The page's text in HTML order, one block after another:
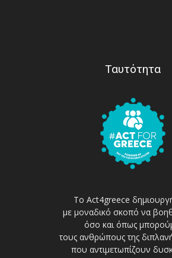
Ταυτότητα
Το Act4greece
με μοναδικό σκοπό να
όσο και όπως
τους ανθρώπους της
που αντιμετωπίζουν